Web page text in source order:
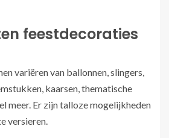
feestdecoraties
variëren van ballonnen, slingers,
kaarsen, thematische
meer. Er zijn talloze mogelijkheden
versieren.